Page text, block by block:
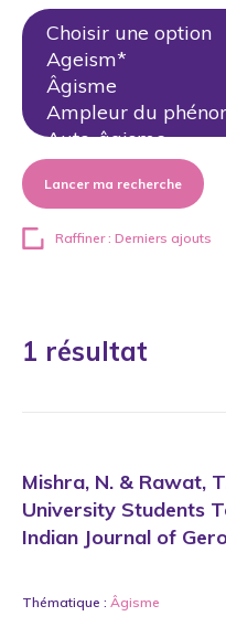
Lancer ma recherche
Raffiner : Derniers ajouts
1 résultat
Mishra, N. & Rawat,
University Students
Indian Journal of
Thématique : Âgisme